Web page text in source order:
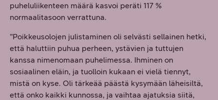
puheluliikenteen määrä kasvoi peräti 117 %
normaalitasoon verrattuna.
”Poikkeusolojen julistaminen oli selvästi sellainen hetki,
että haluttiin puhua perheen, ystävien ja tuttujen
kanssa nimenomaan puhelimessa. Ihminen on
sosiaalinen eläin, ja tuolloin kukaan ei vielä tiennyt,
mistä on kyse. Oli tärkeää päästä kysymään läheisiltä,
että onko kaikki kunnossa, ja vaihtaa ajatuksia siitä,